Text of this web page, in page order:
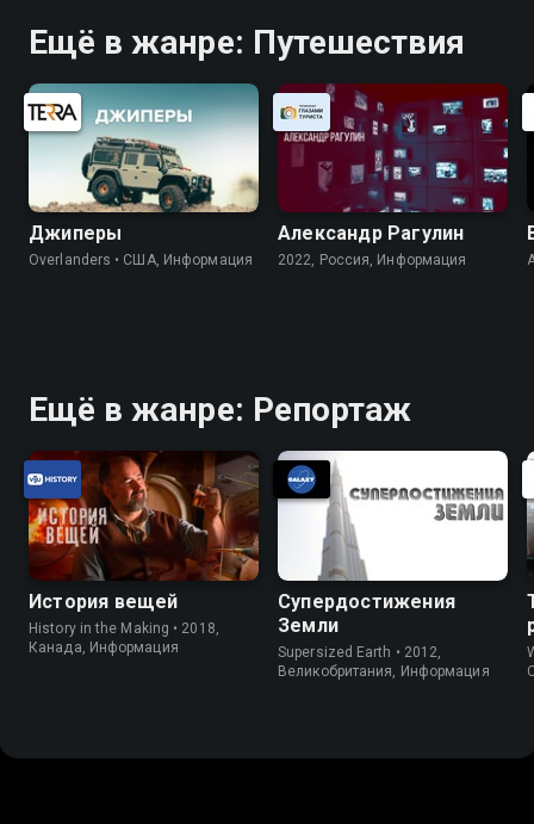
Ещё в жанре: Путешествия
Джиперы
Overlanders • США, Информация
Александр Рагулин
2022, Россия, Информация
Ещё в жанре: Репортаж
История вещей
History in the Making • 2018,
Канада, Информация
Супердостижения
Земли
Supersized Earth • 2012,
Великобритания, Информация